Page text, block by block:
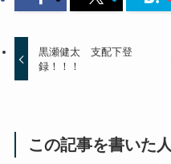
黒瀬健太 支配下登
録！！！
この記事を書いた人